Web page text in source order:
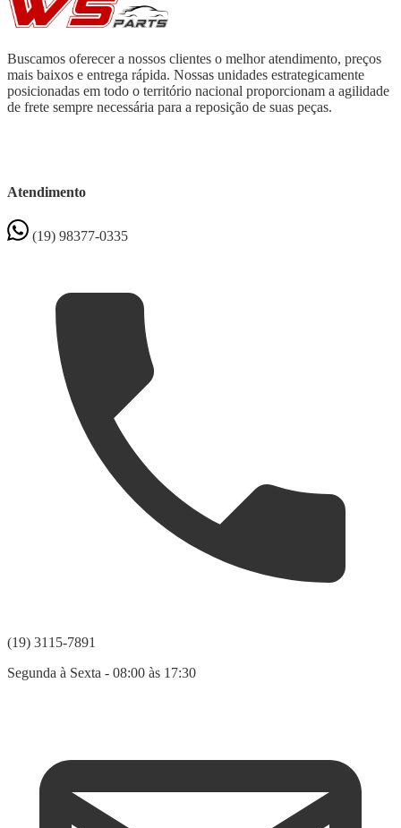
Buscamos oferecer a nossos clientes o melhor atendimento, preços
mais baixos e entrega rápida. Nossas unidades estrategicamente
posicionadas em todo o território nacional proporcionam a agilidade
de frete sempre necessária para a reposição de suas peças.
Atendimento
(19) 98377-0335
(19) 3115-7891
Segunda à Sexta - 08:00 às 17:30